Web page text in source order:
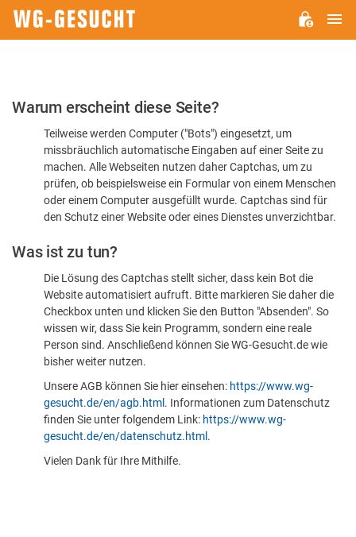
Bitte
dass
sind
Warum erscheint diese Seite?
Teilweise werden Computer ("Bots") eingesetzt, um
missbräuchlich automatische Eingaben auf einer Seite zu
machen. Alle Webseiten nutzen daher Captchas, um zu
prüfen, ob beispielsweise ein Formular von einem Menschen
oder einem Computer ausgefüllt wurde. Captchas sind für
den Schutz einer Website oder eines Dienstes unverzichtbar.
Was ist zu tun?
Die Lösung des Captchas stellt sicher, dass kein Bot die
Website automatisiert aufruft. Bitte markieren Sie daher die
Checkbox unten und klicken Sie den Button "Absenden". So
wissen wir, dass Sie kein Programm, sondern eine reale
Person sind. Anschließend können Sie WG-Gesucht.de wie
bisher weiter nutzen.
Unsere AGB können Sie hier einsehen: https://www.wg-
gesucht.de/en/agb.html . Informationen zum Datenschutz
finden Sie unter folgendem Link: https://www.wg-
gesucht.de/en/datenschutz.html .
Vielen Dank für Ihre Mithilfe.